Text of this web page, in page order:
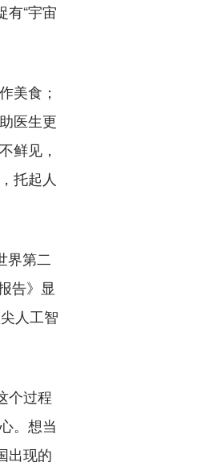
有“宇宙
美食；
医生更
鲜见，
托起人
界第二
告》显
人工智
个过程
。想当
出现的